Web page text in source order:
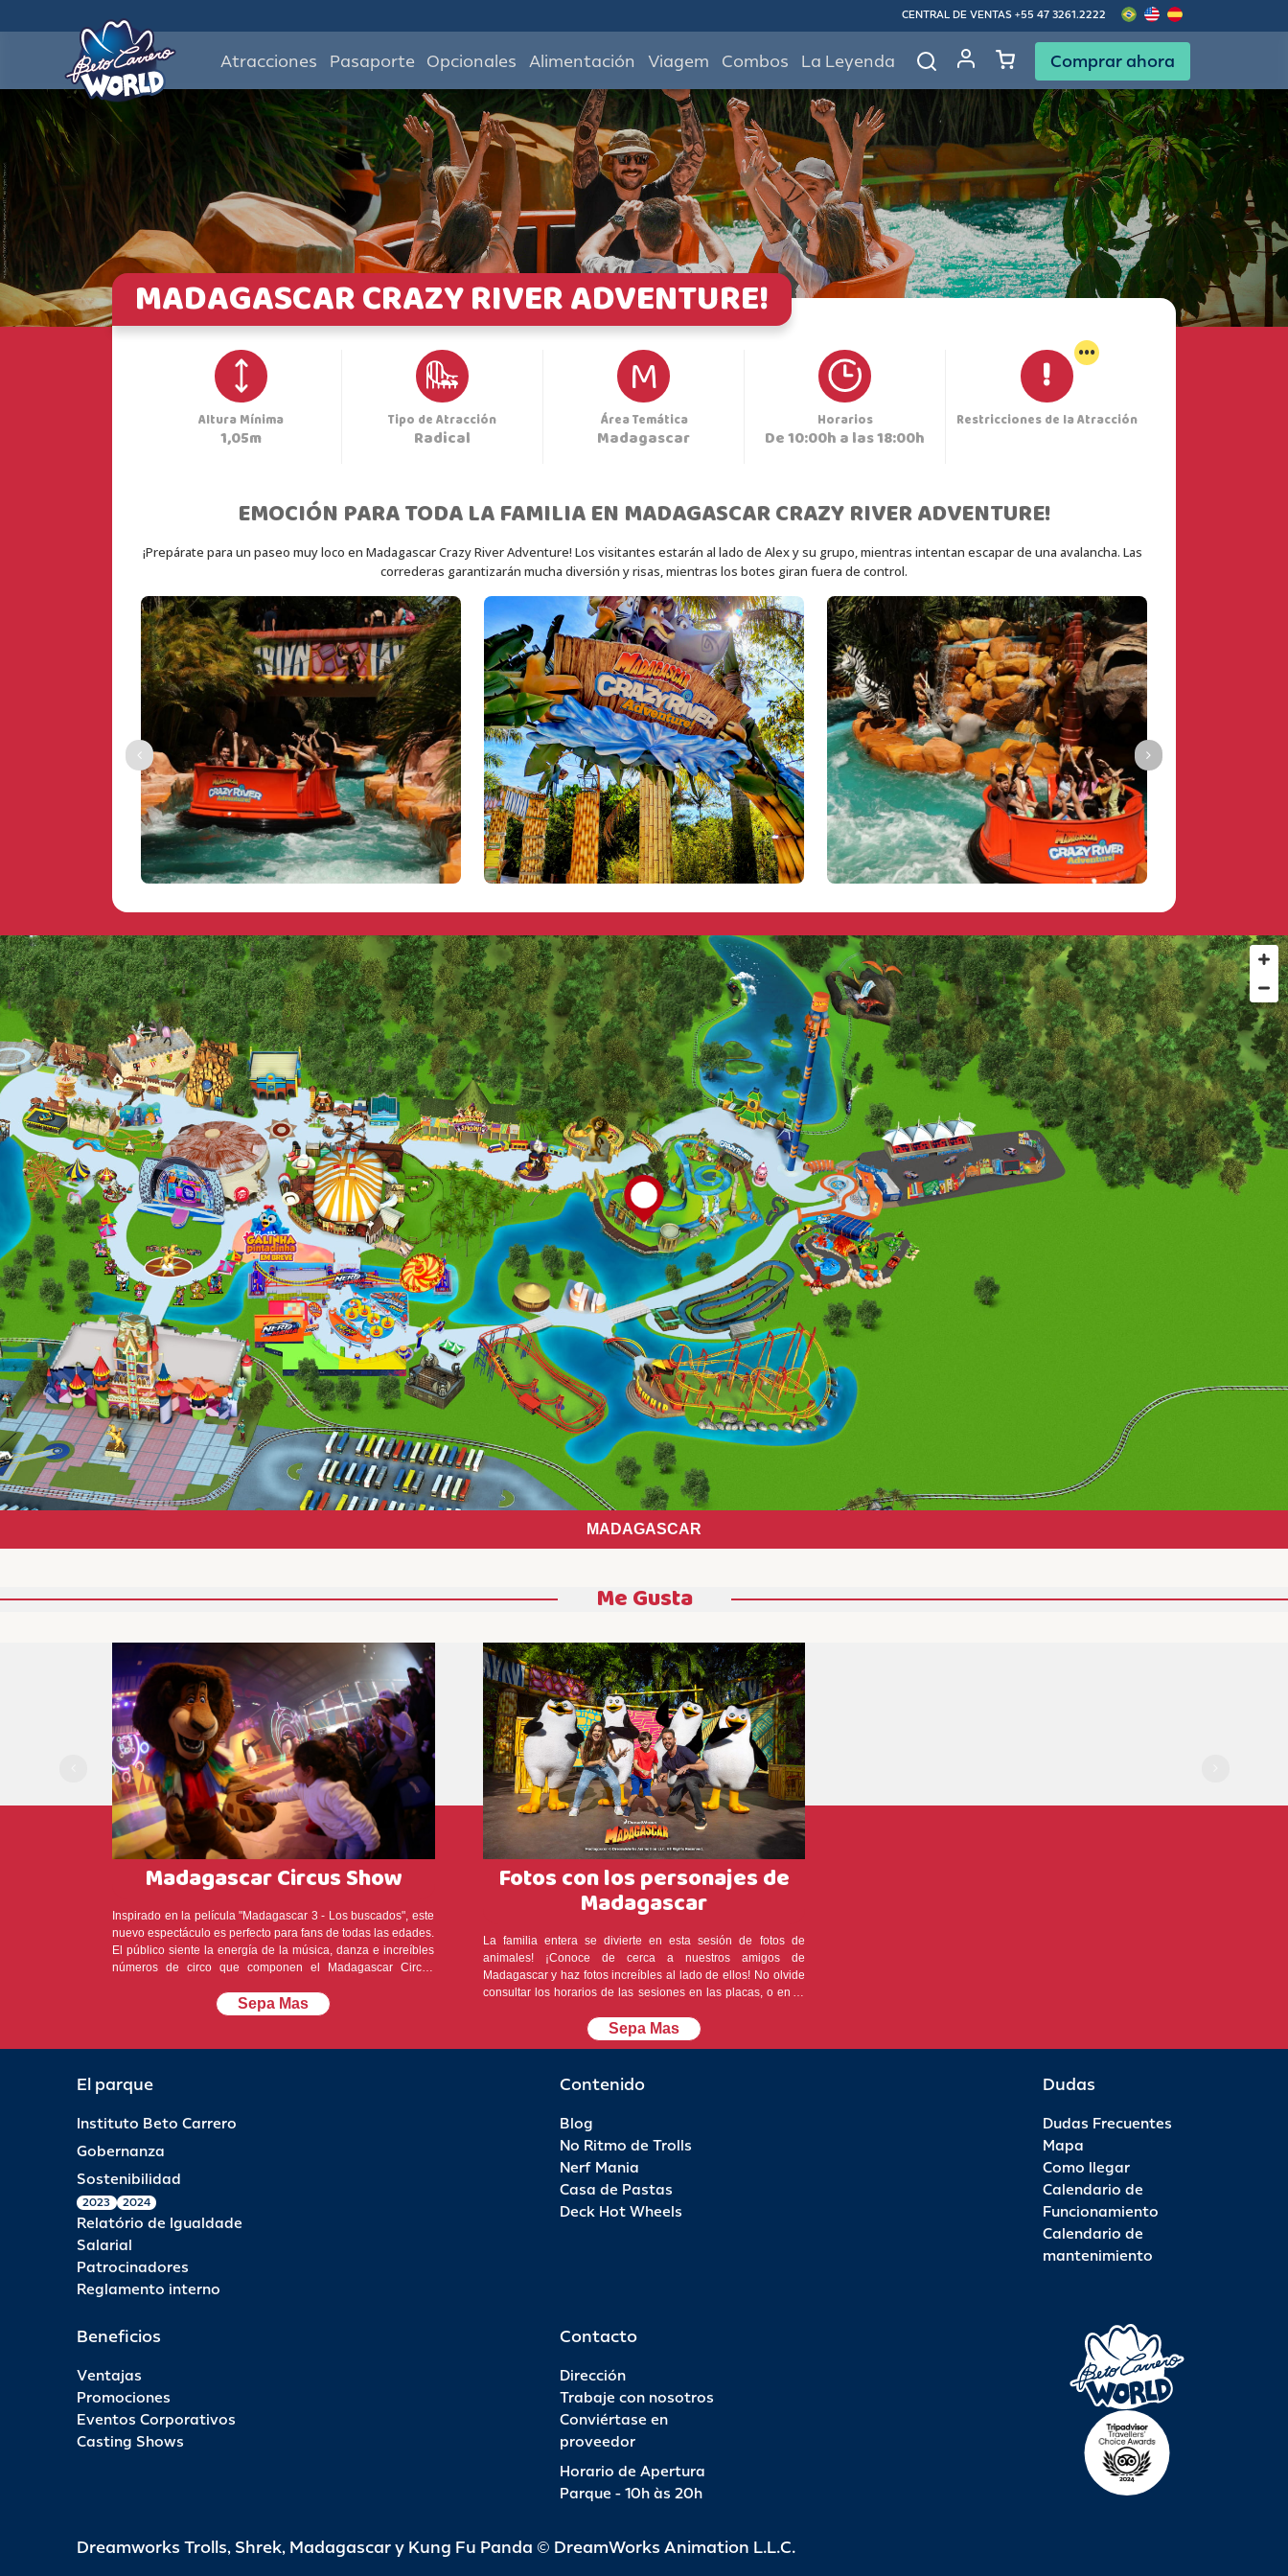
CENTRAL DE VENTAS +55 47 3261.2222
Atracciones Pasaporte Opcionales Alimentación Viagem Combos La Leyenda Comprar ahora
MADAGASCAR CRAZY RIVER ADVENTURE!
Altura Mínima
1,05m
Tipo de Atracción
Radical
M
Área Temática
Madagascar
Horarios
De 10:00h a las 18:00h
Restricciones de la Atracción
...
EMOCIÓN PARA TODA LA FAMILIA EN MADAGASCAR CRAZY RIVER ADVENTURE!
¡Prepárate para un paseo muy loco en Madagascar Crazy River Adventure! Los visitantes estarán al lado de Alex y su grupo, mientras intentan escapar de una avalancha. Las
correderas garantizarán mucha diversión y risas, mientras los botes giran fuera de control.
MADAGASCAR
Me Gusta
Madagascar Circus Show
Inspirado en la película "Madagascar 3 - Los buscados", este
nuevo espectáculo es perfecto para fans de todas las edades.
El público siente la energía de la música, danza e increíbles
números de circo que componen el Madagascar Circus
de pantallas de LED - totalizando 975 pulgadas - y más de 30
artistas en el elenco. ¡Diversión para la familia entera! Show
Sepa Mas
Fotos con los personajes de
Madagascar
La familia entera se divierte en esta sesión de fotos de
animales! ¡Conoce de cerca a nuestros amigos de
Madagascar y haz fotos increíbles al lado de ellos! No olvide
consultar los horarios de las sesiones en las placas, o en el
cada sesión - 15 minutos En días de lluvia, encuentras en el
Sepa Mas
El parque
Instituto Beto Carrero
Gobernanza
Sostenibilidad
2023 2024
Relatório de Igualdade
Salarial
Patrocinadores
Reglamento interno
Contenido
Blog
No Ritmo de Trolls
Nerf Mania
Casa de Pastas
Deck Hot Wheels
Dudas
Dudas Frecuentes
Mapa
Como llegar
Calendario de
Funcionamiento
Calendario de
mantenimiento
Beneficios
Ventajas
Promociones
Eventos Corporativos
Casting Shows
Contacto
Dirección
Trabaje con nosotros
Conviértase en
proveedor
Horario de Apertura
Parque - 10h às 20h
Dreamworks Trolls, Shrek, Madagascar y Kung Fu Panda © DreamWorks Animation L.L.C.